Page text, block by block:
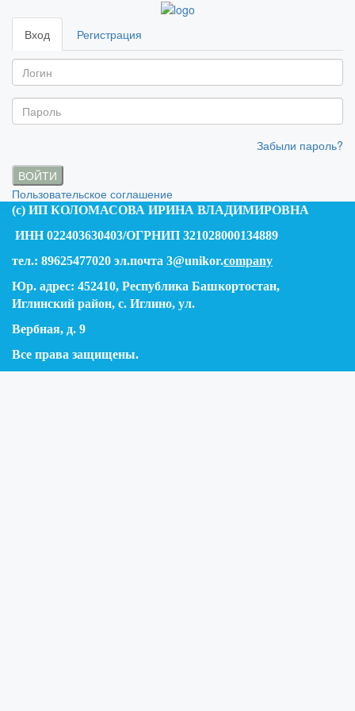
Вход Регистрация
Забыли пароль?
ВОЙТИ
Пользовательское соглашение
(c) ИП КОЛОМАСОВА ИРИНА ВЛАДИМИРОВНА
ИНН 022403630403/ОГРНИП 321028000134889
тел.: 89625477020 эл.почта 3@unikor.company
Юр. адрес: 452410, Республика Башкортостан,
Иглинский район, с. Иглино, ул.
Вербная, д. 9
Все права защищены.